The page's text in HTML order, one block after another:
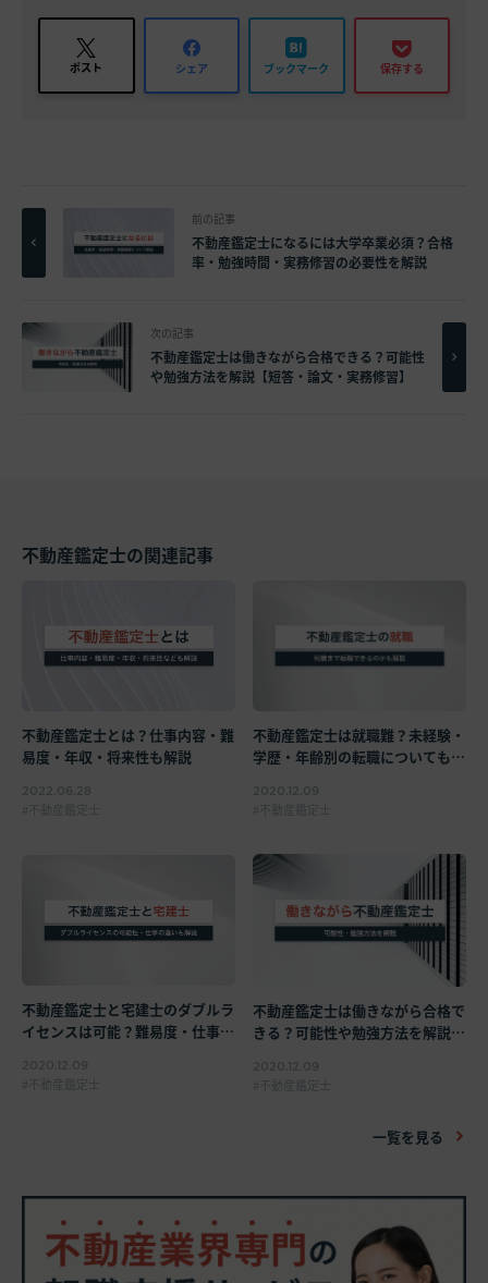
ポスト シェア ブックマーク 保存する
前の記事
不動産鑑定士になるには大学卒業必須？合格
率・勉強時間・実務修習の必要性を解説
次の記事
不動産鑑定士は働きながら合格できる？可能性
や勉強方法を解説【短答・論文・実務修習】
不動産鑑定士の関連記事
不動産鑑定士とは？仕事内容・難
易度・年収・将来性も解説
2022.06.28
不動産鑑定士
不動産鑑定士は就職難？未経験・
学歴・年齢別の転職についても解
2020.12.09
不動産鑑定士
不動産鑑定士と宅建士のダブルラ
イセンスは可能？難易度・仕事内
2020.12.09
不動産鑑定士
不動産鑑定士は働きながら合格で
きる？可能性や勉強方法を解説
2020.12.09
不動産鑑定士
一覧を見る